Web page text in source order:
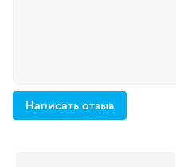
Написать отзыв